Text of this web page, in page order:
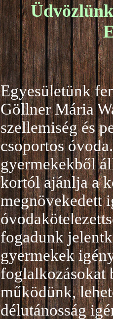
Egyesületünk
Göllner Mária
szellemiség és
csoportos
gyermekekből
kortól ajánlja a
megnövekedett
fogadunk
gyermekek
foglalkozásokat
működünk,
délutánosság